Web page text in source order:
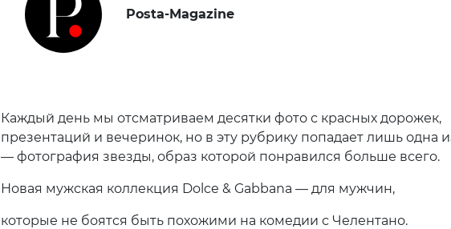
Posta-Magazine
Каждый день мы отсматриваем десятки фото с красных дорожек,
презентаций и вечеринок, но в эту рубрику попадает лишь одна
— фотография звезды, образ которой понравился больше всего.
Новая мужская коллекция Dolce & Gabbana — для мужчин,
которые не боятся быть похожими на комедии с Челентано.